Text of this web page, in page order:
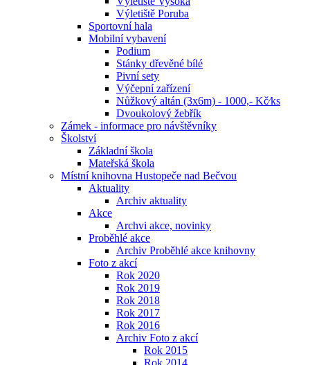
Výletiště Poruba
Sportovní hala
Mobilní vybavení
Podium
Stánky dřevěné bílé
Pivní sety
Výčepní zařízení
Nůžkový altán (3x6m) - 1000,- Kč⁄ks
Dvoukolový žebřík
Zámek - informace pro návštěvníky
Školství
Základní škola
Mateřská škola
Místní knihovna Hustopeče nad Bečvou
Aktuality
Archiv aktuality
Akce
Archvi akce, novinky
Proběhlé akce
Archiv Proběhlé akce knihovny
Foto z akcí
Rok 2020
Rok 2019
Rok 2018
Rok 2017
Rok 2016
Archiv Foto z akcí
Rok 2015
Rok 2014